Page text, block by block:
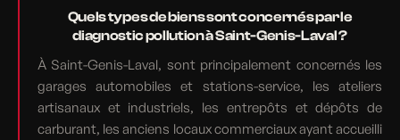
Quels types de biens sont concernés par le
diagnostic pollution à Saint-Genis-Laval ?
À Saint-Genis-Laval, sont principalement concernés les
garages automobiles et stations-service, les ateliers
artisanaux et industriels, les entrepôts et dépôts de
carburant, les anciens locaux commerciaux ayant accueilli